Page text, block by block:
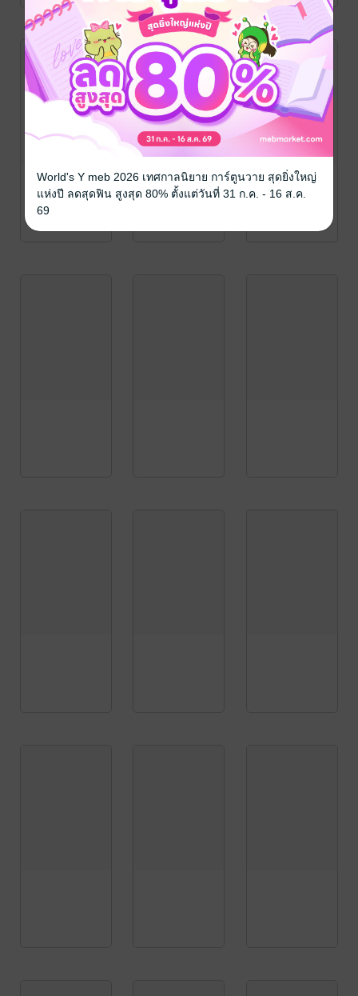
World's Y meb 2026 เทศกาลนิยาย การ์ตูนวาย สุดยิ่งใหญ่
แห่งปี ลดสุดฟิน สูงสุด 80% ตั้งแต่วันที่ 31 ก.ค. - 16 ส.ค.
69